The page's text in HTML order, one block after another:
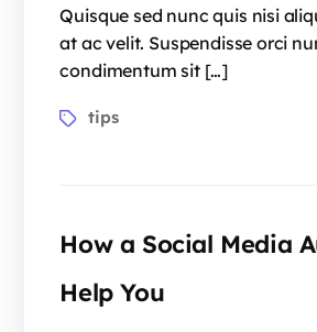
Quisque sed nunc quis nisi
at ac velit. Suspendisse orci
condimentum sit […]
tips
How a Social Media
Help You